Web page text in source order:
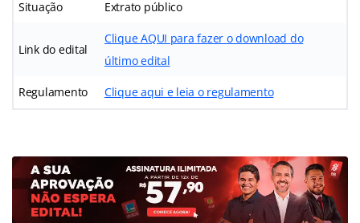
Situação Extrato público
Link do edital
Clique AQUI para fazer o download do
último edital
Regulamento Clique aqui e leia o regulamento